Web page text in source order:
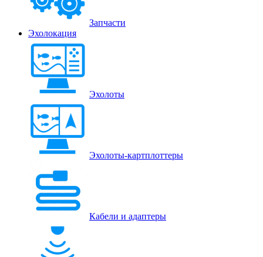
Запчасти
Эхолокация
Эхолоты
Эхолоты-картплоттеры
Кабели и адаптеры